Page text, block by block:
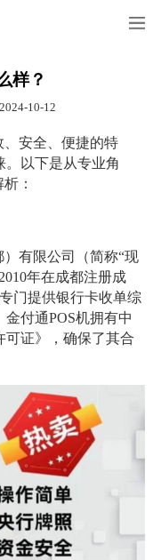
样？
10-12
、安全、便捷的特
。以下是从专业角
：
有限公司（简称“现
年在成都注册成
门提供银行卡收单综
付通POS机拥有中
可证》，确保了其合